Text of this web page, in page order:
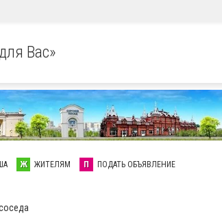
Вас»
Ж ЖИТЕЛЯМ П ПОДАТЬ ОБЪЯВЛЕНИЕ